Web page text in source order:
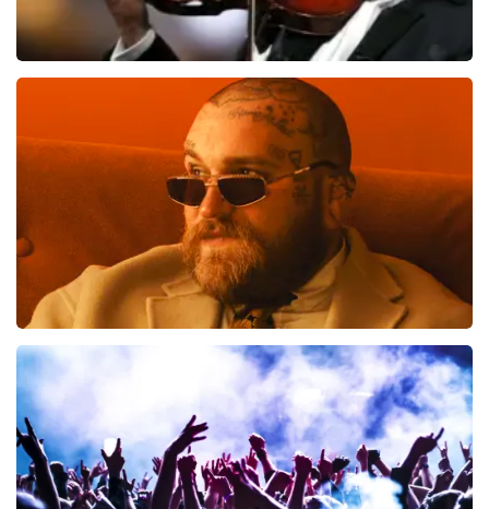
laatste 30 minuten
BESTEL NU
Teddy Swims
BESTEL NU